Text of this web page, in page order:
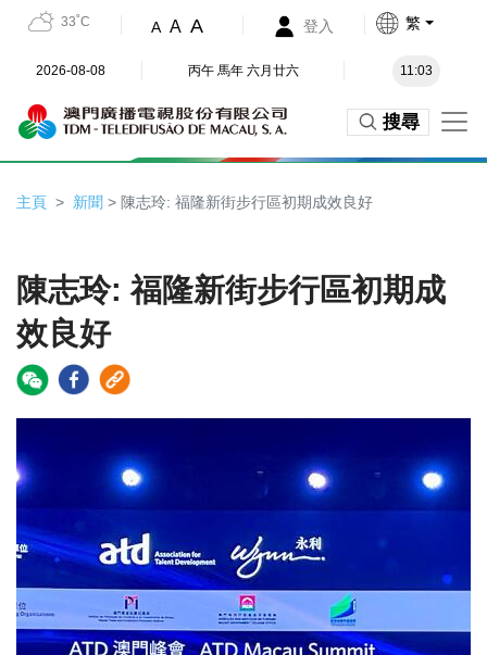
33˚C A A A 登入 繁
2026-08-08 丙午 馬年 六月廿六 11:03
搜尋
主頁 新聞 > 陳志玲: 福隆新街步行區初期成效良好
陳志玲: 福隆新街步行區初期成
效良好